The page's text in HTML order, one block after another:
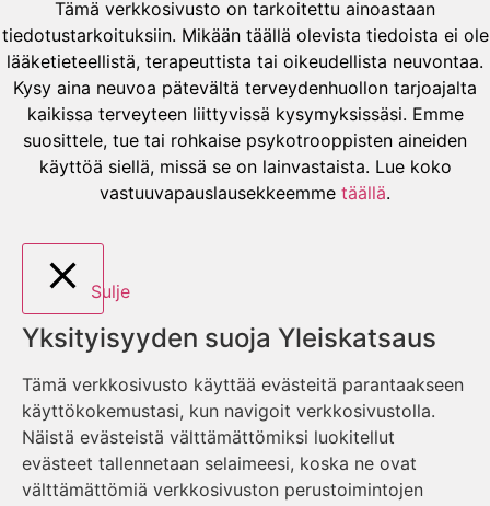
Tämä verkkosivusto on tarkoitettu ainoastaan
tiedotustarkoituksiin. Mikään täällä olevista tiedoista ei ole
lääketieteellistä, terapeuttista tai oikeudellista neuvontaa.
Kysy aina neuvoa pätevältä terveydenhuollon tarjoajalta
kaikissa terveyteen liittyvissä kysymyksissäsi. Emme
suosittele, tue tai rohkaise psykotrooppisten aineiden
käyttöä siellä, missä se on lainvastaista. Lue koko
vastuuvapauslausekkeemme täällä.
Sulje
Yksityisyyden suoja Yleiskatsaus
Tämä verkkosivusto käyttää evästeitä parantaakseen
käyttökokemustasi, kun navigoit verkkosivustolla.
Näistä evästeistä välttämättömiksi luokitellut
evästeet tallennetaan selaimeesi, koska ne ovat
välttämättömiä verkkosivuston perustoimintojen